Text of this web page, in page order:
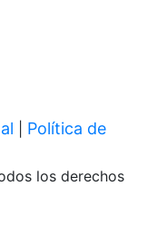
Política de
los derechos